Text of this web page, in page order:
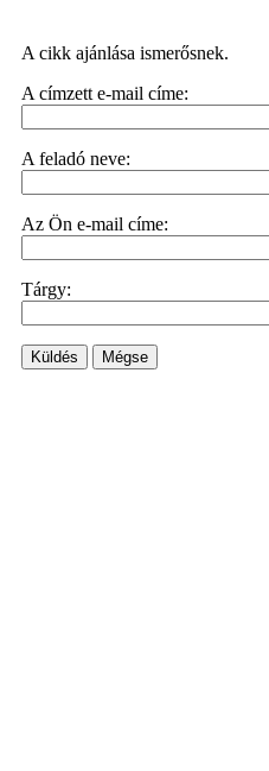
A cikk ajánlása ismerősnek.
A címzett e-mail címe:
A feladó neve:
Az Ön e-mail címe:
Tárgy:
Küldés Mégse